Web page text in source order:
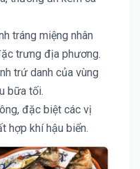
tráng miệng nhân
trưng địa phương.
trứ danh của vùng
bữa tối.
đặc biệt các vị
hợp khí hậu biển.